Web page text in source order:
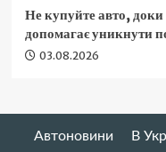
Не купуйте авто,
допомагає уникнути
03.08.2026
Автоновини В